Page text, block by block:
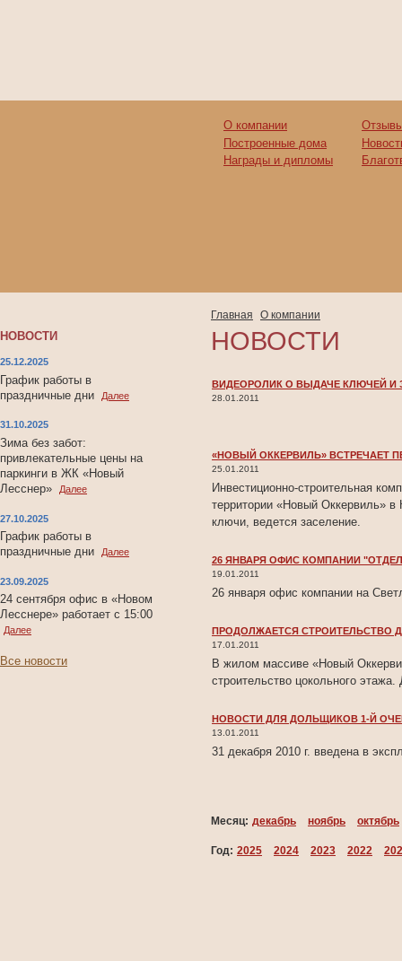
О компании
Построенные дома
Награды и дипломы
НОВОСТИ
25.12.2025
График работы в
праздничные дни
Далее
31.10.2025
Зима без забот:
привлекательные цены на
паркинги в ЖК «Новый
Лесснер»
Далее
27.10.2025
График работы в
праздничные дни
Далее
23.09.2025
24 сентября офис в «Новом
Лесснере» работает с 15:00
Далее
Все новости
Главная О компании
НОВОСТИ
ВИДЕОРОЛИК О ВЫДАЧЕ КЛЮЧЕЙ И
28.01.2011
«НОВЫЙ ОККЕРВИЛЬ» ВСТРЕЧАЕТ
25.01.2011
Инвестиционно-строительная
территории «Новый Оккервиль»
ключи, ведется заселение.
26 ЯНВАРЯ ОФИС КОМПАНИИ
19.01.2011
26 января офис компании на
ПРОДОЛЖАЕТСЯ СТРОИТЕЛЬСТВО
17.01.2011
В жилом массиве «Новый
строительство цокольного
НОВОСТИ ДЛЯ ДОЛЬЩИКОВ 1-Й
13.01.2011
31 декабря 2010 г. введена в
Месяц: декабрь ноябрь октябрь
Год: 2025 2024 2023 2022